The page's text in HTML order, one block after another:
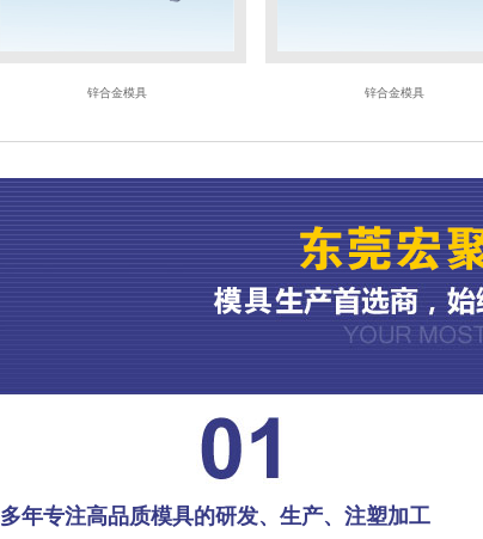
锌合金模具 锌合金模具
多年专注高品质模具的研发、生产、注塑加工